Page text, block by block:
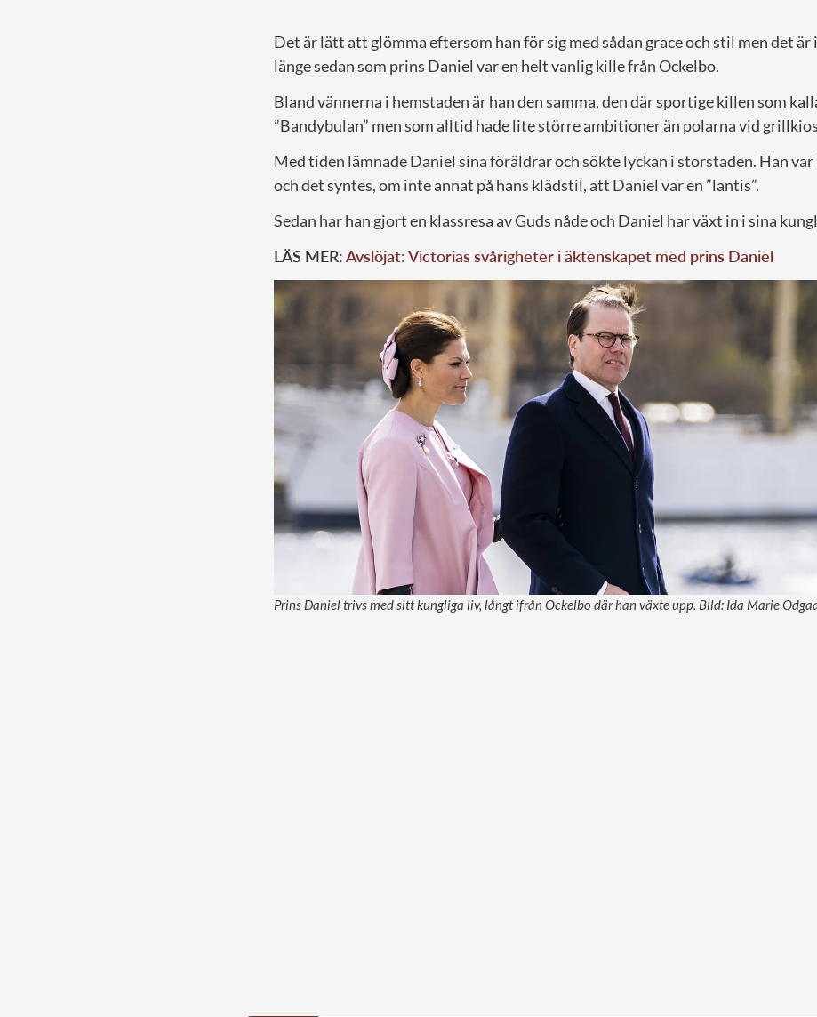
Det är lätt att glömma eftersom han för sig med sådan grace och stil men det
länge sedan som prins Daniel var en helt vanlig kille från Ockelbo.
Bland vännerna i hemstaden är han den samma, den där sportige killen som
”Bandybulan” men som alltid hade lite större ambitioner än polarna vid
Med tiden lämnade Daniel sina föräldrar och sökte lyckan i storstaden. Han
och det syntes, om inte annat på hans klädstil, att Daniel var en ”lantis”.
Sedan har han gjort en klassresa av Guds nåde och Daniel har växt in i sina
LÄS MER:Avslöjat: Victorias svårigheter i äktenskapet med prins Daniel
Prins Daniel trivs med sitt kungliga liv, långt ifrån Ockelbo där han växte upp. Bild: Ida Marie